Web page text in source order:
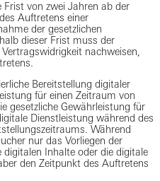
Frist von zwei Jahren ab der
Auftretens einer
der gesetzlichen
dieser Frist muss der
nachweisen,
Bereitstellung digitaler
für einen Zeitraum von
gesetzliche Gewährleistung für
Dienstleistung während des
Während
nur das Vorliegen der
Inhalte oder die digitale
den Zeitpunkt des Auftretens